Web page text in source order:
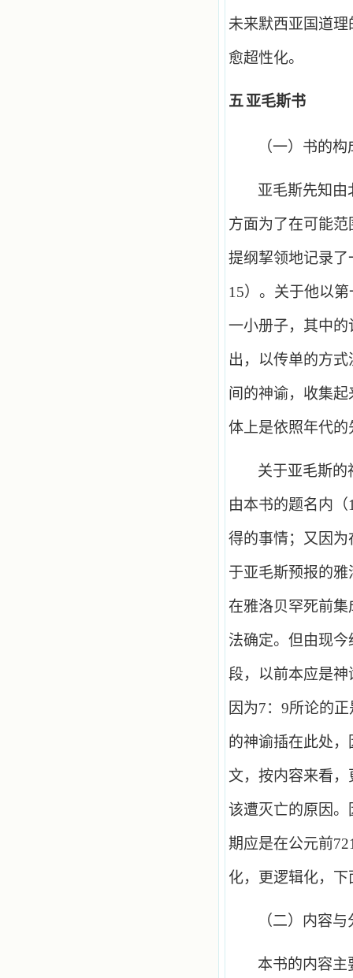
未来默西亚国道
愈超性化。
五亚毛斯书
（一）书的构
亚毛斯先知由
方面为了在可能
提纲挈领地记录
15）。关于他以
一小册子，其中
出，以传单的方
间的神谕，收集
体上是依照年代
关于亚毛斯的
由本书的题名内（
得的事情；又因
于亚毛斯预报的
在雅洛贝罕死前
法确定。但由现
段，以前本应是
因为7： 9所论的
的神谕插在此处
文，按内容来看，
该遭灭亡的原因
期应是在公元前
化，更逻辑化，
（二）内容与
本书的内容主